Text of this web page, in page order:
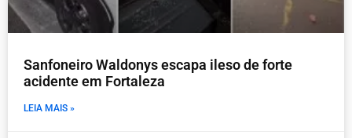
Sanfoneiro Waldonys escapa ileso de forte
acidente em Fortaleza
LEIA MAIS »